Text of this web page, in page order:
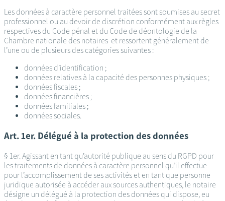
Les données à caractère personnel traitées sont soumises au secret
professionnel ou au devoir de discrétion conformément aux règles
respectives du Code pénal et du Code de déontologie de la
Chambre nationale des notaires et ressortent généralement de
l’une ou de plusieurs des catégories suivantes :
données d’identification ;
données relatives à la capacité des personnes physiques ;
données fiscales ;
données financières ;
données familiales ;
données sociales.
Art. 1er. Délégué à la protection des données
§ 1er. Agissant en tant qu’autorité publique au sens du RGPD pour
les traitements de données à caractère personnel qu’il effectue
pour l’accomplissement de ses activités et en tant que personne
juridique autorisée à accéder aux sources authentiques, le notaire
désigne un délégué à la protection des données qui dispose, eu